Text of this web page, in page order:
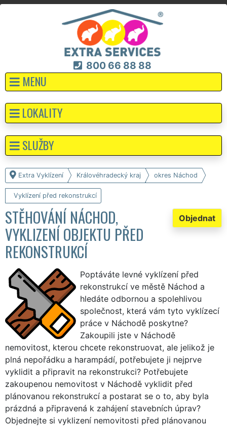
800 66 88 88
MENU
Extra Vyklízení Královéhradecký kraj okres Náchod
Vyklízení před rekonstrukcí
Objednat
STĚHOVÁNÍ NÁCHOD,
VYKLIZENÍ OBJEKTU PŘED
REKONSTRUKCÍ
Poptáváte levné vyklízení před
rekonstrukcí ve městě Náchod a
hledáte odbornou a spolehlivou
společnost, která vám tyto vyklízecí
práce v Náchodě poskytne?
Zakoupili jste v Náchodě
nemovitost, kterou chcete rekonstruovat, ale jelikož je
plná nepořádku a harampádí, potřebujete ji nejprve
vyklidit a připravit na rekonstrukci? Potřebujete
zakoupenou nemovitost v Náchodě vyklidit před
plánovanou rekonstrukcí a postarat se o to, aby byla
prázdná a připravená k zahájení stavebních úprav?
Objednejte si vyklizení nemovitosti před plánovanou
LOKALITY
SLUŽBY